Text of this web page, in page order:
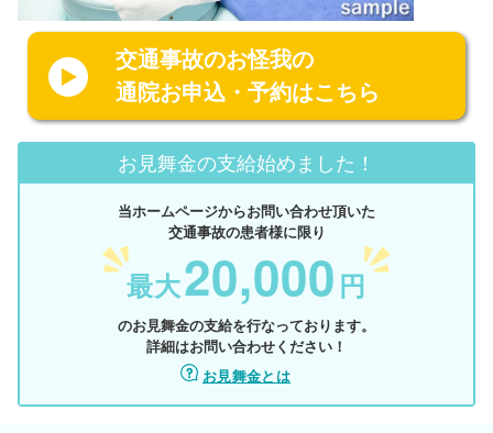
交通事故のお怪我の
通院お申込・予約はこちら
お見舞金の支給始めました！
当ホームページからお問い合わせ頂いた
交通事故の患者様に限り
最大20,000 円
のお見舞金の支給を行なっております。
詳細はお問い合わせください！
お見舞金とは